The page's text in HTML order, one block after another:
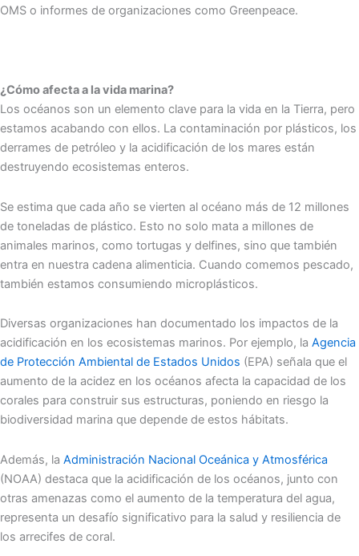
OMS o informes de organizaciones como Greenpeace.
¿Cómo afecta a la vida marina?
Los océanos son un elemento clave para la vida en la Tierra, pero
estamos acabando con ellos. La contaminación por plásticos, los
derrames de petróleo y la acidificación de los mares están
destruyendo ecosistemas enteros.
Se estima que cada año se vierten al océano más de 12 millones
de toneladas de plástico. Esto no solo mata a millones de
animales marinos, como tortugas y delfines, sino que también
entra en nuestra cadena alimenticia. Cuando comemos pescado,
también estamos consumiendo microplásticos.
Diversas organizaciones han documentado los impactos de la
acidificación en los ecosistemas marinos. Por ejemplo, la Agencia
de Protección Ambiental de Estados Unidos (EPA) señala que el
aumento de la acidez en los océanos afecta la capacidad de los
corales para construir sus estructuras, poniendo en riesgo la
biodiversidad marina que depende de estos hábitats.
Además, la Administración Nacional Oceánica y Atmosférica
(NOAA) destaca que la acidificación de los océanos, junto con
otras amenazas como el aumento de la temperatura del agua,
representa un desafío significativo para la salud y resiliencia de
los arrecifes de coral.